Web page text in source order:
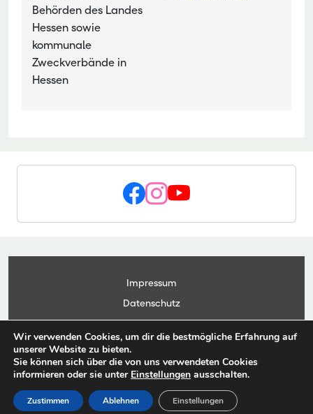
Behörden des Landes
Hessen sowie
kommunale
Zweckverbände in
Hessen
Impressum
Datenschutz
Kontakt
Anwendungsportal
© Copyright Landesbetrieb Landwirtschaft Hessen 2026
Wir verwenden Cookies, um dir die bestmögliche Erfahrung auf
unserer Website zu bieten.
Sie können sich über die von uns verwendeten Cookies
informieren oder sie unter Einstellungen ausschalten.
Zustimmen Ablehnen Einstellungen